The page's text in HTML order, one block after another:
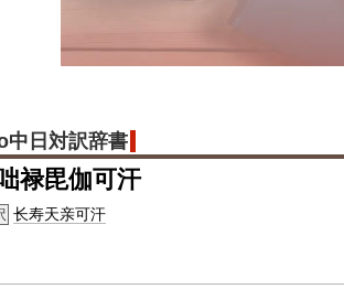
中日対訳辞書
禄毘伽可汗
长寿天亲可汗